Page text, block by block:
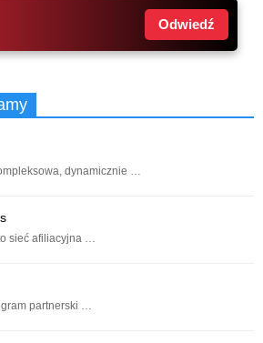
Odwiedź
dynamicznie …
sieć afiliacyjna …
partnerski …